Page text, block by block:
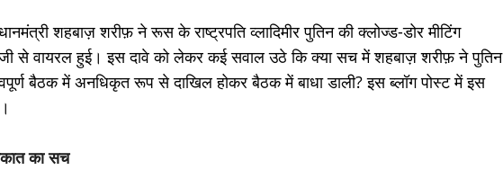
शहबाज़ शरीफ़ ने रूस के राष्ट्रपति व्लादिमीर पुतिन की क्लोज्ड-डोर मीटिंग
से वायरल हुई। इस दावे को लेकर कई सवाल उठे कि क्या सच में शहबाज़ शरीफ़ ने पुतिन
बैठक में अनधिकृत रूप से दाखिल होकर बैठक में बाधा डाली? इस ब्लॉग पोस्ट में इस
का सच